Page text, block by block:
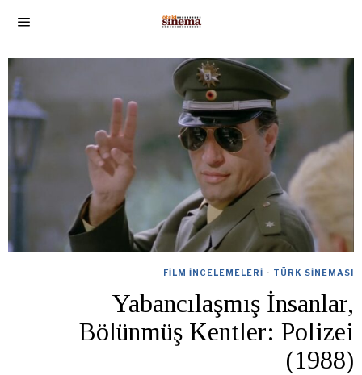
FILM İNCELEMELERI · TÜRK SINEMASI
Yabancılaşmış İnsanlar,
Bölünmüş Kentler: Polizei
(1988)